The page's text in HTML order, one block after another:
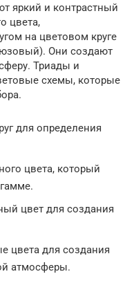
яркий и контрастный
цвета,
на цветовом круге
Они создают
Триады и
схемы, которые
для определения
цвета, который
цвет для создания
цвета для создания
атмосферы.